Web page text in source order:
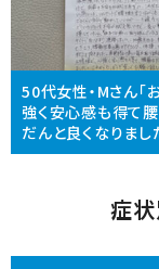
50代女性・Mさん「
強く安心感も得て
だんと良くなりまし
症